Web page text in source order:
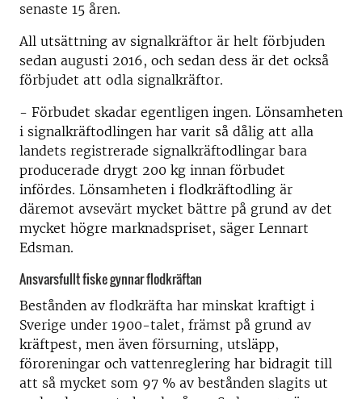
senaste 15 åren.
All utsättning av signalkräftor är helt förbjuden
sedan augusti 2016, och sedan dess är det också
förbjudet att odla signalkräftor.
- Förbudet skadar egentligen ingen. Lönsamheten
i signalkräftodlingen har varit så dålig att alla
landets registrerade signalkräftodlingar bara
producerade drygt 200 kg innan förbudet
infördes. Lönsamheten i flodkräftodling är
däremot avsevärt mycket bättre på grund av det
mycket högre marknadspriset, säger Lennart
Edsman.
Ansvarsfullt fiske gynnar flodkräftan
Bestånden av flodkräfta har minskat kraftigt i
Sverige under 1900-talet, främst på grund av
kräftpest, men även försurning, utsläpp,
föroreningar och vattenreglering har bidragit till
att så mycket som 97 % av bestånden slagits ut